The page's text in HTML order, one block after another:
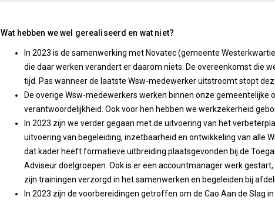
Wat hebben we wel gerealiseerd en wat niet?
In 2023 is de samenwerking met Novatec (gemeente
die daar werken verandert er daarom niets. De overeenkomst die
tijd. Pas wanneer de laatste Wsw-medewerker uitstroomt stopt
De overige Wsw-medewerkers werken binnen onze
verantwoordelijkheid. Ook voor hen hebben we werkzekerheid
In 2023 zijn we verder gegaan met de uitvoering van het
uitvoering van begeleiding, inzetbaarheid en ontwikkeling van alle
dat kader heeft formatieve uitbreiding plaatsgevonden bij de
Adviseur doelgroepen. Ook is er een accountmanager werk
zijn trainingen verzorgd in het samenwerken en begeleiden bij
In 2023 zijn de voorbereidingen getroffen om de Cao Aan de Slag